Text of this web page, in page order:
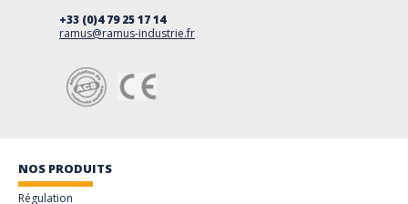
+33 (0)4 79 25 17 14
ramus@ramus-industrie.fr
NOS PRODUITS
Régulation